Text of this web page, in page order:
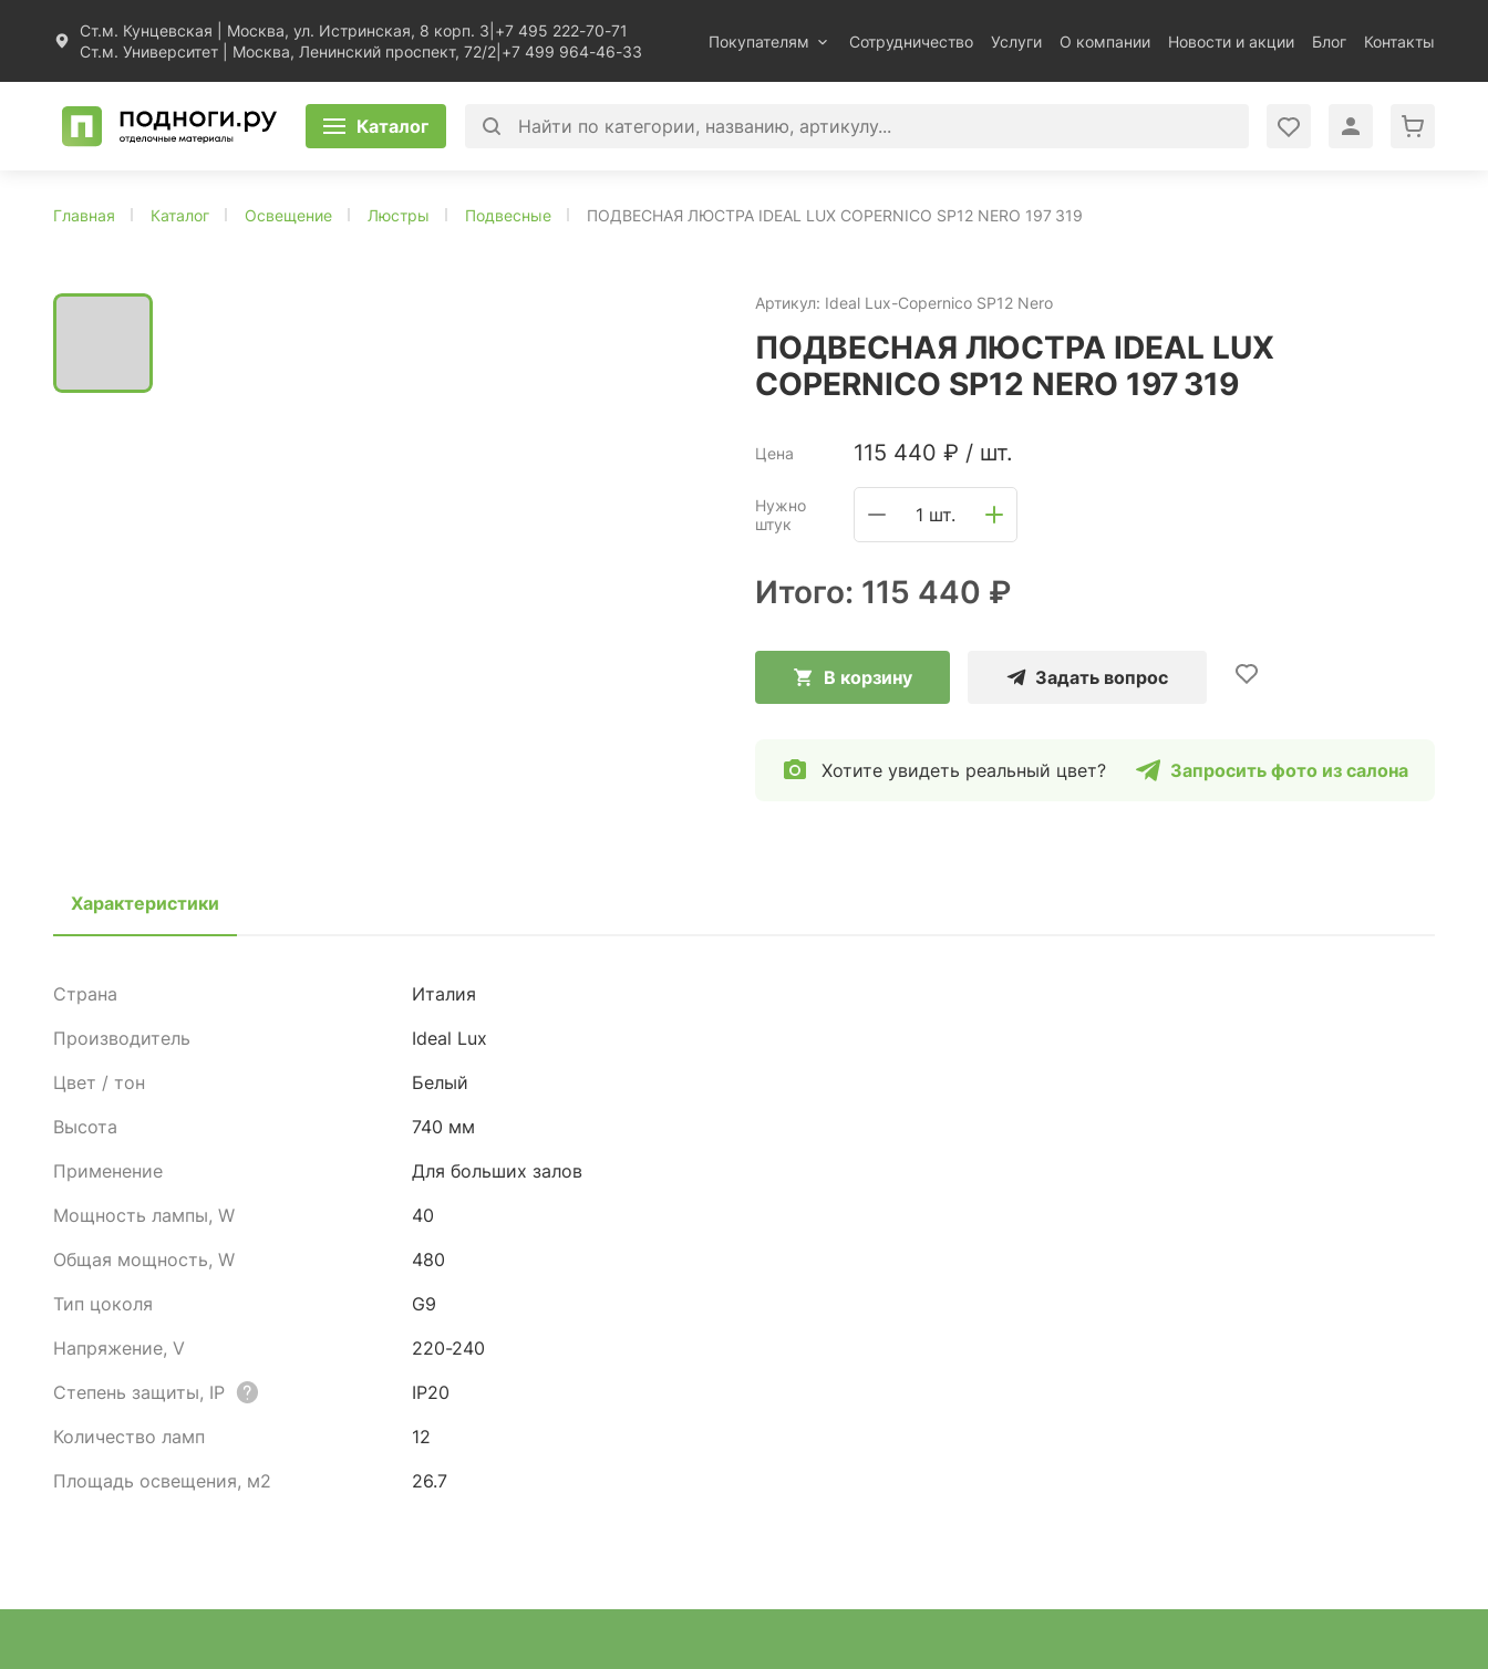
Ст.м. Кунцевская | Москва, ул. Истринская, 8 корп. 3 +7 495 222-70-71
Ст.м. Университет | Москва, Ленинский проспект, 72/2 +7 499 964-46-33
Покупателям Сотрудничество Услуги О компании Новости и акции Блог Контакты
Каталог
Главная Каталог Освещение Люстры Подвесные ПОДВЕСНАЯ ЛЮСТРА IDEAL LUX COPERNICO SP12 NERO 197 319
Артикул: Ideal Lux-Copernico SP12 Nero
ПОДВЕСНАЯ ЛЮСТРА IDEAL LUX
COPERNICO SP12 NERO 197 319
Цена 115 440 ₽ / шт.
Нужно
штук
1 шт.
Итого: 115 440 ₽
В корзину Задать вопрос
Хотите увидеть реальный цвет? Запросить фото из салона
Характеристики
Страна
Италия
Производитель
Ideal Lux
Цвет / тон
Белый
Высота
740 мм
Применение
Для больших залов
Мощность лампы, W
40
Общая мощность, W
480
Тип цоколя
G9
Напряжение, V
220-240
Степень защиты, IP
IP20
Количество ламп
12
Площадь освещения, м2
26.7